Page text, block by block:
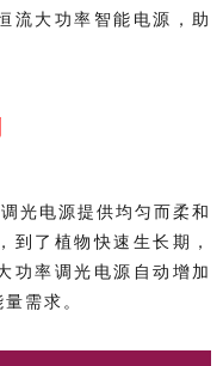
流大功率智能电源，助
光电源提供均匀而柔和
到了植物快速生长期，
功率调光电源自动增加
需求。